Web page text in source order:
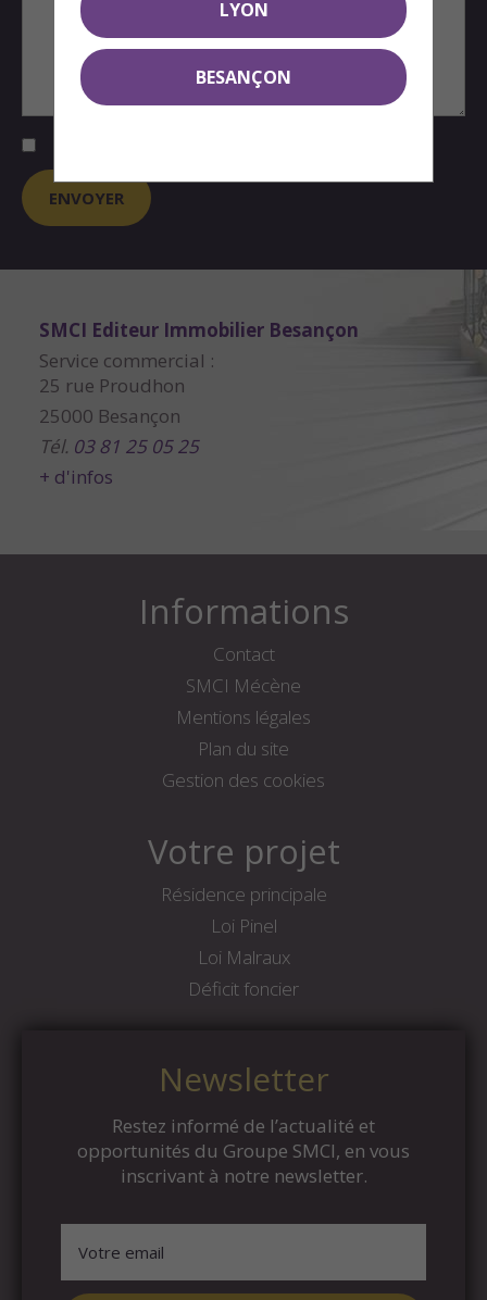
LYON
BESANÇON
SMCI Editeur Immobilier Besançon
Service commercial :
25 rue Proudhon
25000 Besançon
Tél. 03 81 25 05 25
+ d'infos
Informations
Contact
SMCI Mécène
Mentions légales
Plan du site
Gestion des cookies
Votre projet
Résidence principale
Loi Pinel
Loi Malraux
Déficit foncier
Newsletter
Restez informé de l’actualité et
opportunités du Groupe SMCI, en vous
inscrivant à notre newsletter.